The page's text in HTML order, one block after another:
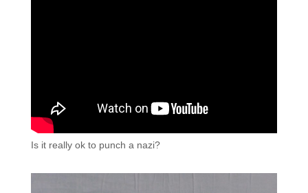
Is it really ok to punch a nazi?